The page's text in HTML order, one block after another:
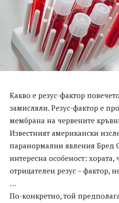
Какво е резус-фактор
замисляли. Резус-фактор е
мембрана на червените
Известният американски
паранормални явления Бред
интересна особеност: хората,
отрицателен резус – фактор,
…
По-конкретно, той